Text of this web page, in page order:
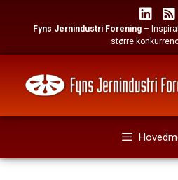
Fyns Jernindustri Forening –
større